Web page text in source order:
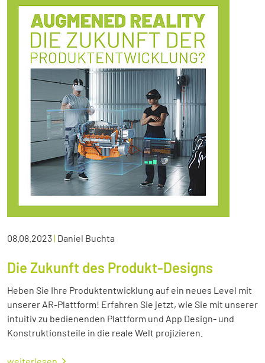
08.08.2023| Daniel Buchta
Die Zukunft des Produkt-Designs
Heben Sie Ihre Produktentwicklung auf ein neues Level mit
unserer AR-Plattform! Erfahren Sie jetzt, wie Sie mit unserer
intuitiv zu bedienenden Plattform und App Design- und
Konstruktionsteile in die reale Welt projizieren.